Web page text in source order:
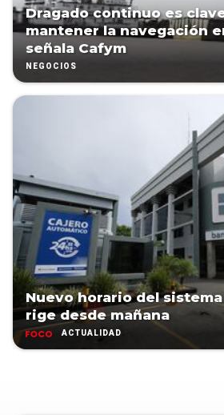
Dragado continuo es
mantener la navegación
señala Cafym
NEGOCIOS
Nuevo horario del
rige desde mañana
ACTUALIDAD